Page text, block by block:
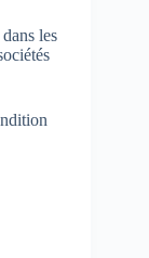
les